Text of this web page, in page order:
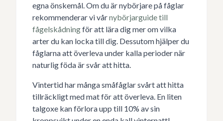
egna önskemål. Om du är nybörjare på fåglar
rekommenderar vi vårnybörjarguide till
fågelskådningför att lära dig mer om vilka
arter du kan locka till dig. Dessutom hjälper du
fåglarna att överleva under kalla perioder när
naturlig föda är svår att hitta.
Vintertid har många småfåglar svårt att hitta
tillräckligt med mat för att överleva. En liten
talgoxe kan förlora upp till 10% av sin